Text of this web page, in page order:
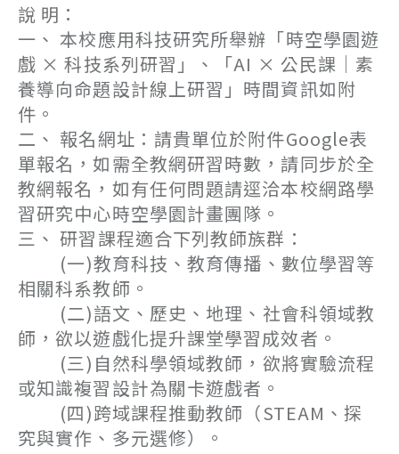
說 明：
一、 本校應用科技研究所舉辦「時空學園遊
戲 × 科技系列研習」、「AI × 公民課｜素
養導向命題設計線上研習」時間資訊如附
件。
二、 報名網址：請貴單位於附件Google表
單報名，如需全教網研習時數，請同步於全
教網報名，如有任何問題請逕洽本校網路學
習研究中心時空學園計畫團隊。
三、 研習課程適合下列教師族群：
(一)教育科技、教育傳播、數位學習等
相關科系教師。
(二)語文、歷史、地理、社會科領域教
師，欲以遊戲化提升課堂學習成效者。
(三)自然科學領域教師，欲將實驗流程
或知識複習設計為關卡遊戲者。
(四)跨域課程推動教師（STEAM、探
究與實作、多元選修）。